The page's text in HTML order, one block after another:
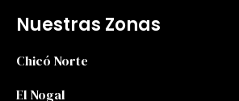
Nuestras Zonas
Chicó Norte
El Nogal